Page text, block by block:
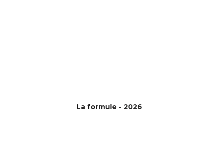
La formule - 2026